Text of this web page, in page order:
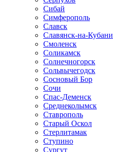
Сибай
Симферополь
Славск
Славянск-на-Кубани
Смоленск
Соликамск
Солнечногорск
Сольвычегодск
Сосновый Бор
Сочи
Спас-Деменск
Среднеколымск
Ставрополь
Старый Оскол
Стерлитамак
Ступино
Сургут